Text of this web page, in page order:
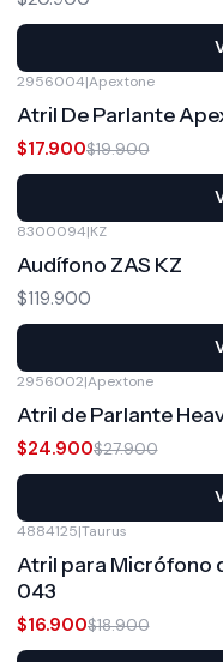
2956004|Apextone
Atril De Parlante
$17.900$19.900
8300094|KZ
Audífono ZAS KZ
$119.900
2956002|Apextone
Atril de Parlante
$24.900$27.900
4884125|Taurus
Atril para Micrófono
043
$16.900$18.900